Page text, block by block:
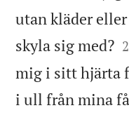
utan kläder
skyla sig med?
mig i sitt hjärta
i ull från mina